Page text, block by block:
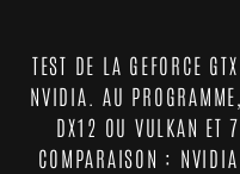
TEST DE LA GEFORCE
NVIDIA. AU
DX12 OU VULKAN ET
COMPARAISON :